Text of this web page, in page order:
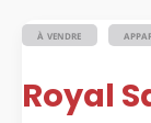
À VENDRE
Royal